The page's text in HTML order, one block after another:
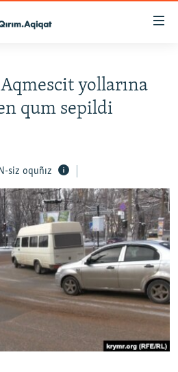
yollarına
qum sepildi
siz oquñız